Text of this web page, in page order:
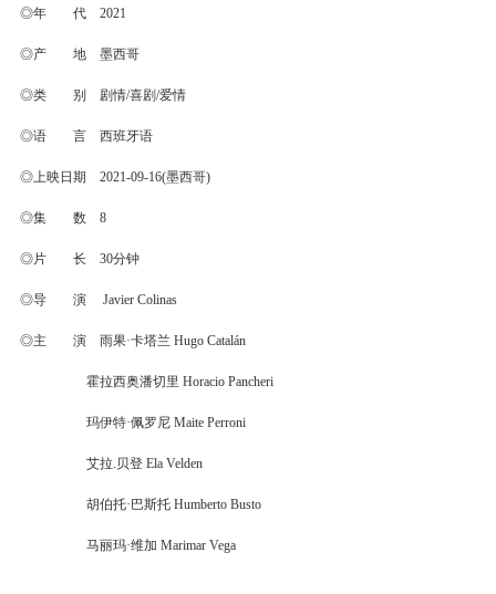
◎年 代 2021
◎产 地 墨西哥
◎类 别 剧情/喜剧/爱情
◎语 言 西班牙语
◎上映日期 2021-09-16(墨西哥)
◎集 数 8
◎片 长 30分钟
◎导 演 Javier Colinas
◎主 演 雨果·卡塔兰 Hugo Catalán
霍拉西奥潘切里 Horacio Pancheri
玛伊特·佩罗尼 Maite Perroni
艾拉.贝登 Ela Velden
胡伯托·巴斯托 Humberto Busto
马丽玛·维加 Marimar Vega